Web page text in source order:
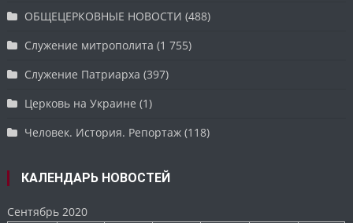
ОБЩЕЦЕРКОВНЫЕ НОВОСТИ (488)
Служение митрополита (1 755)
Служение Патриарха (397)
Церковь на Украине (1)
Человек. История. Репортаж (118)
КАЛЕНДАРЬ НОВОСТЕЙ
Сентябрь 2020